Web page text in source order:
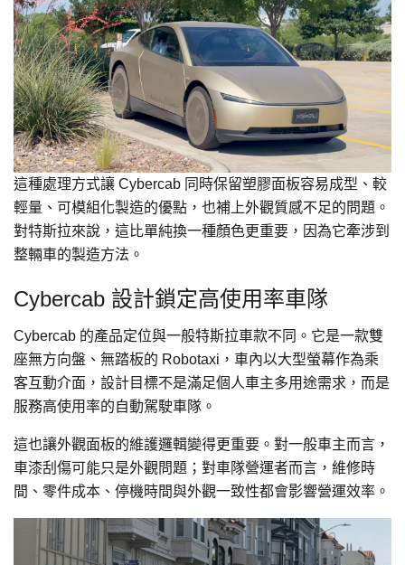
這種處理方式讓 Cybercab 同時保留塑膠面板容易成型、較
輕量、可模組化製造的優點，也補上外觀質感不足的問題。
對特斯拉來說，這比單純換一種顏色更重要，因為它牽涉到
整輛車的製造方法。
Cybercab 設計鎖定高使用率車隊
Cybercab 的產品定位與一般特斯拉車款不同。它是一款雙
座無方向盤、無踏板的 Robotaxi，車內以大型螢幕作為乘
客互動介面，設計目標不是滿足個人車主多用途需求，而是
服務高使用率的自動駕駛車隊。
這也讓外觀面板的維護邏輯變得更重要。對一般車主而言，
車漆刮傷可能只是外觀問題；對車隊營運者而言，維修時
間、零件成本、停機時間與外觀一致性都會影響營運效率。